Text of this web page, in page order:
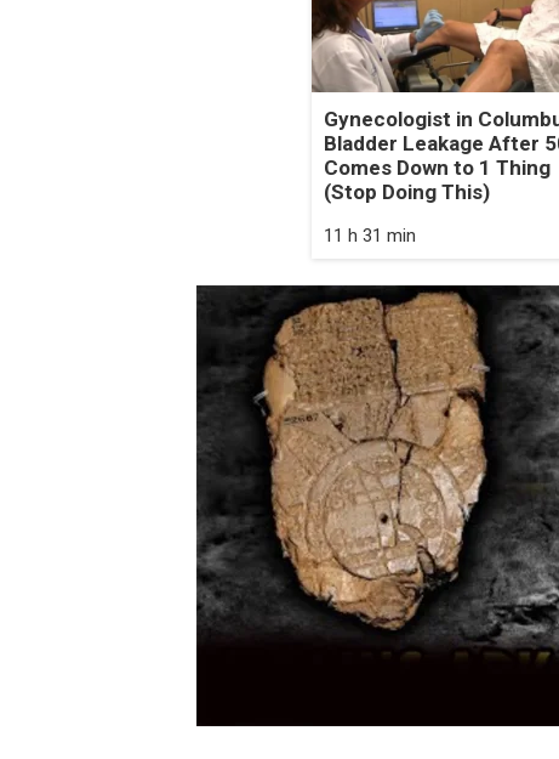
Gynecologist in
Bladder Leakage After
Comes Down to 1 Thing
(Stop Doing This)
11 h 31 min